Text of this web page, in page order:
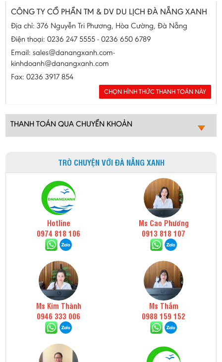
CÔNG TY CỔ PHẦN TM & DV DU LỊCH ĐÀ NẴNG XANH
Địa chỉ: 376 Nguyễn Tri Phương, Hòa Cường, Đà Nẵng
Điện thoại: 0236 247 5555 - 0236 650 6789
Email: sales@danangxanh.com-
kinhdoanh@danangxanh.com
Fax: 0236 3917 854
THANH TOÁN QUA CHUYỂN KHOẢN
TRÒ CHUYỆN VỚI ĐÀ NẴNG XANH
Hotline
0974 818 106
Ms Cao Phương
0913 818 107
Ms Kim Thành
0946 333 006
Ms Thắm
0988 159 152